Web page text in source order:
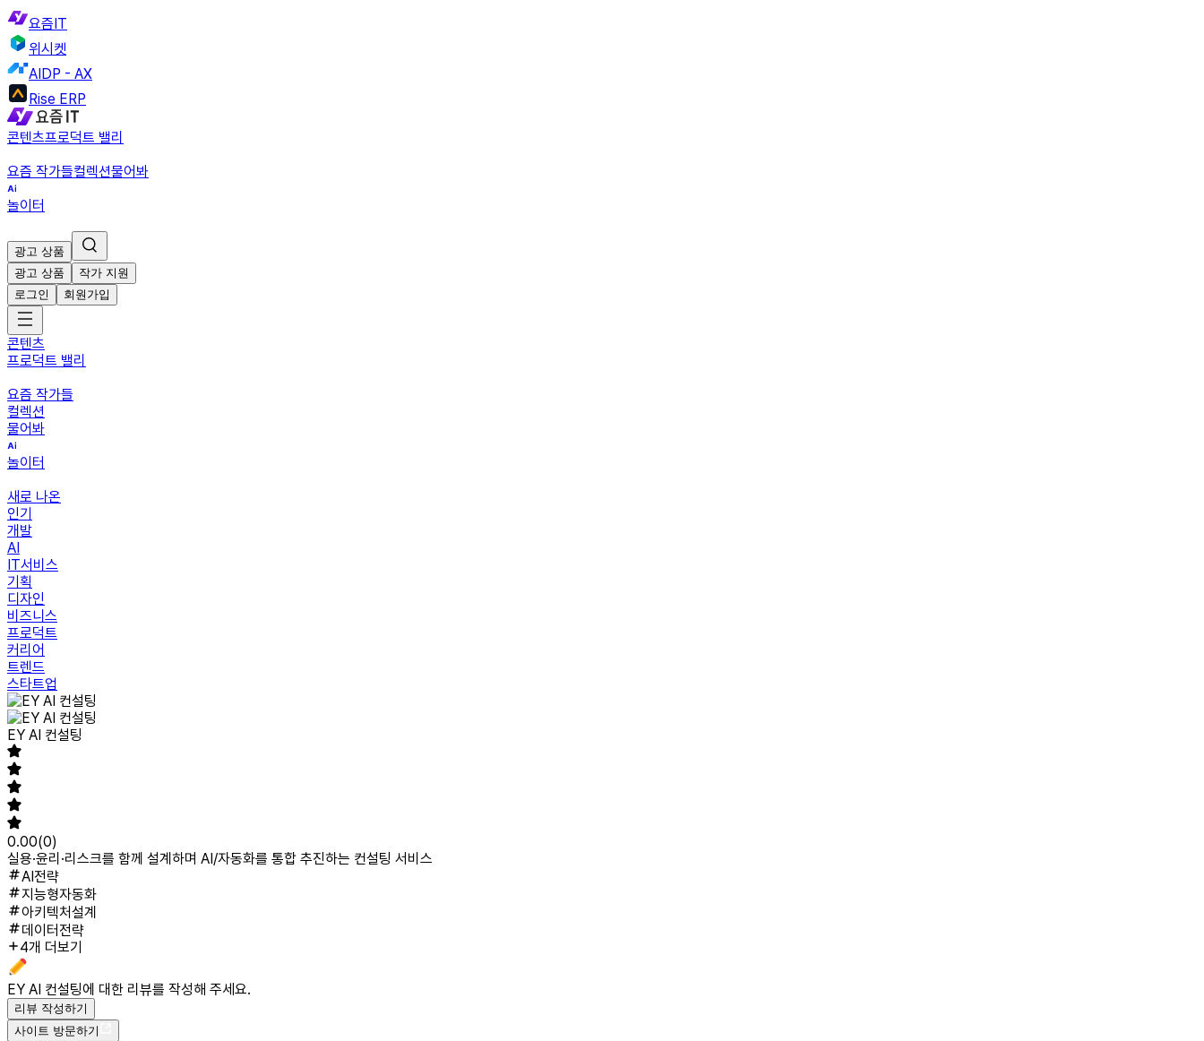
요즘IT
위시켓
AIDP - AX
Rise ERP
콘텐츠프로덕트 밸리
요즘 작가들컬렉션물어봐
놀이터
광고 상품
광고 상품
작가 지원
로그인
회원가입
콘텐츠
프로덕트 밸리
요즘 작가들
컬렉션
물어봐
놀이터
새로 나온
인기
개발
AI
IT서비스
기획
디자인
비즈니스
프로덕트
커리어
트렌드
스타트업
EY AI 컨설팅
0.00(0)
실용·윤리·리스크를 함께 설계하며 AI/자동화를 통합 추진하는 컨설팅 서비스
AI전략
지능형자동화
아키텍처설계
데이터전략
4개 더보기
EY AI 컨설팅에 대한 리뷰를 작성해 주세요.
리뷰 작성하기
사이트 방문하기